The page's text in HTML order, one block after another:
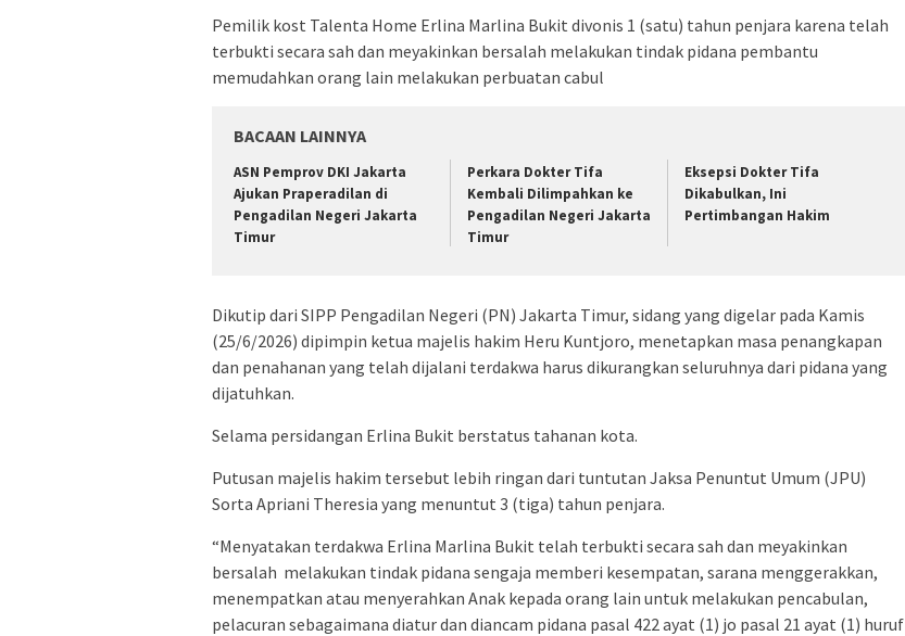
Pemilik kost Talenta Home Erlina Marlina Bukit divonis 1 (satu) tahun penjara karena telah
terbukti secara sah dan meyakinkan bersalah melakukan tindak pidana pembantu
memudahkan orang lain melakukan perbuatan cabul
BACAAN LAINNYA
ASN Pemprov DKI Jakarta
Ajukan Praperadilan di
Pengadilan Negeri Jakarta
Timur
Perkara Dokter Tifa
Kembali Dilimpahkan ke
Pengadilan Negeri Jakarta
Timur
Eksepsi Dokter Tifa
Dikabulkan, Ini
Pertimbangan Hakim
Dikutip dari SIPP Pengadilan Negeri (PN) Jakarta Timur, sidang yang digelar pada Kamis
(25/6/2026) dipimpin ketua majelis hakim Heru Kuntjoro, menetapkan masa penangkapan
dan penahanan yang telah dijalani terdakwa harus dikurangkan seluruhnya dari pidana yang
dijatuhkan.
Selama persidangan Erlina Bukit berstatus tahanan kota.
Putusan majelis hakim tersebut lebih ringan dari tuntutan Jaksa Penuntut Umum (JPU)
Sorta Apriani Theresia yang menuntut 3 (tiga) tahun penjara.
“Menyatakan terdakwa Erlina Marlina Bukit telah terbukti secara sah dan meyakinkan
bersalah melakukan tindak pidana sengaja memberi kesempatan, sarana menggerakkan,
menempatkan atau menyerahkan Anak kepada orang lain untuk melakukan pencabulan,
pelacuran sebagaimana diatur dan diancam pidana pasal 422 ayat (1) jo pasal 21 ayat (1) huruf